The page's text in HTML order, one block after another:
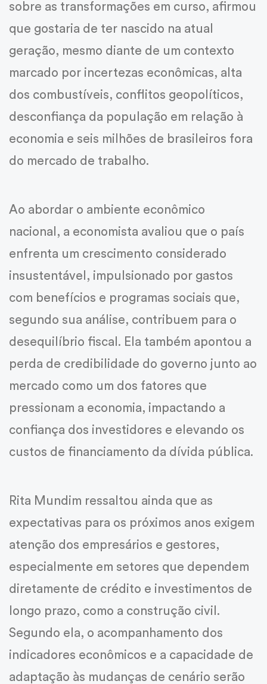
sobre as transformações em curso, afirmou
que gostaria de ter nascido na atual
geração, mesmo diante de um contexto
marcado por incertezas econômicas, alta
dos combustíveis, conflitos geopolíticos,
desconfiança da população em relação à
economia e seis milhões de brasileiros fora
do mercado de trabalho.
Ao abordar o ambiente econômico
nacional, a economista avaliou que o país
enfrenta um crescimento considerado
insustentável, impulsionado por gastos
com benefícios e programas sociais que,
segundo sua análise, contribuem para o
desequilíbrio fiscal. Ela também apontou a
perda de credibilidade do governo junto ao
mercado como um dos fatores que
pressionam a economia, impactando a
confiança dos investidores e elevando os
custos de financiamento da dívida pública.
Rita Mundim ressaltou ainda que as
expectativas para os próximos anos exigem
atenção dos empresários e gestores,
especialmente em setores que dependem
diretamente de crédito e investimentos de
longo prazo, como a construção civil.
Segundo ela, o acompanhamento dos
indicadores econômicos e a capacidade de
adaptação às mudanças de cenário serão